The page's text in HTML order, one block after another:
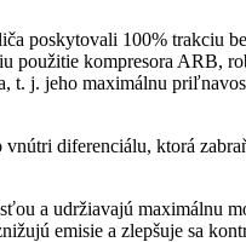
poskytovali 100% trakciu
kompresora ARB,
t. j. jeho maximálnu
diferenciálu, ktorá
a udržiavajú maximálnu
emisie a zlepšuje sa